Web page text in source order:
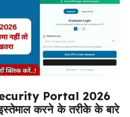
Portal 2026
करने के तरीके के बारे